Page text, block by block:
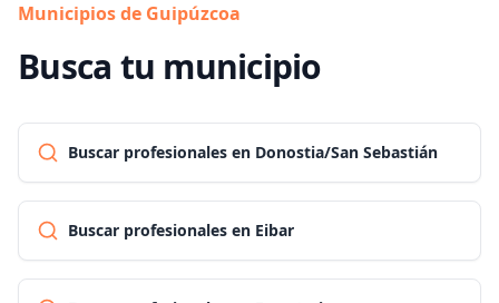
Municipios de Guipúzcoa
Busca tu municipio
Buscar profesionales en Donostia/San Sebastián
Buscar profesionales en Eibar